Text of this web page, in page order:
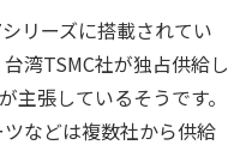
リーズに搭載されてい
湾TSMC社が独占供給し
主張しているそうです。
などは複数社から供給